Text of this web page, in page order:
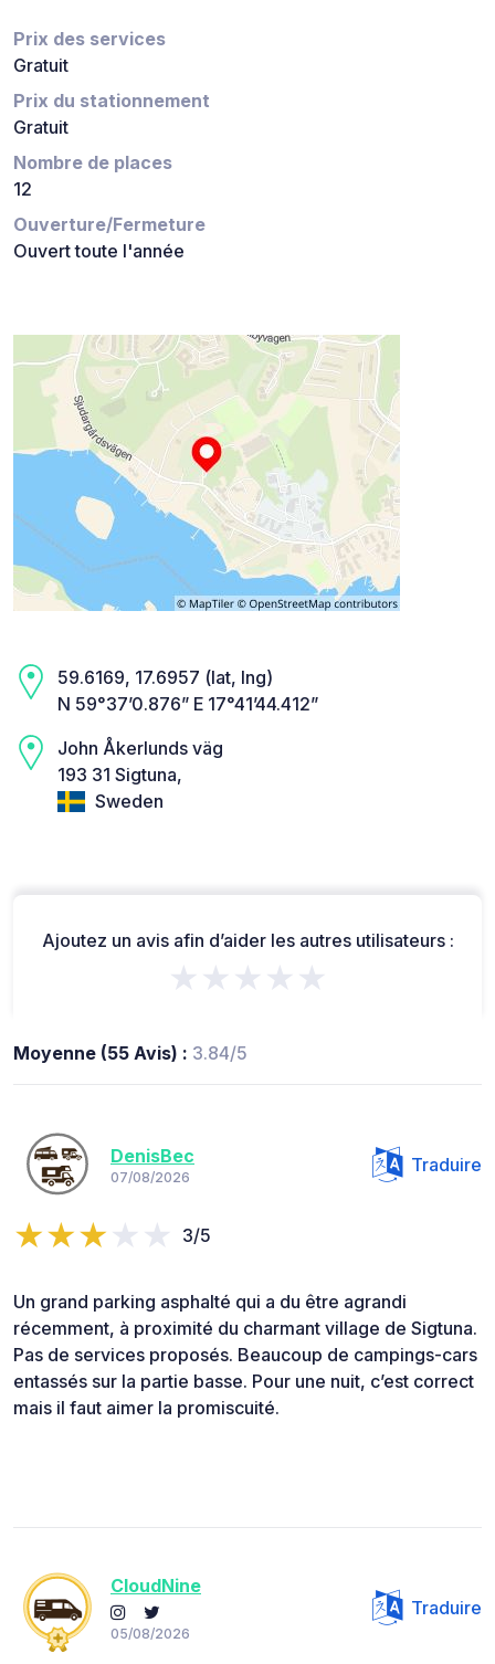
Prix des services
Gratuit
Prix du stationnement
Gratuit
Nombre de places
12
Ouverture/Fermeture
Ouvert toute l'année
59.6169, 17.6957 (lat, lng)
N 59°37’0.876” E 17°41’44.412”
John Åkerlunds väg
193 31 Sigtuna,
Sweden
Ajoutez un avis afin d’aider les autres utilisateurs :
★★★★★
Moyenne (55 Avis) : 3.84/5
DenisBec
07/08/2026
Traduire
3/5
Un grand parking asphalté qui a du être agrandi
récemment, à proximité du charmant village de Sigtuna.
Pas de services proposés. Beaucoup de campings-cars
entassés sur la partie basse. Pour une nuit, c’est correct
mais il faut aimer la promiscuité.
CloudNine
05/08/2026
Traduire